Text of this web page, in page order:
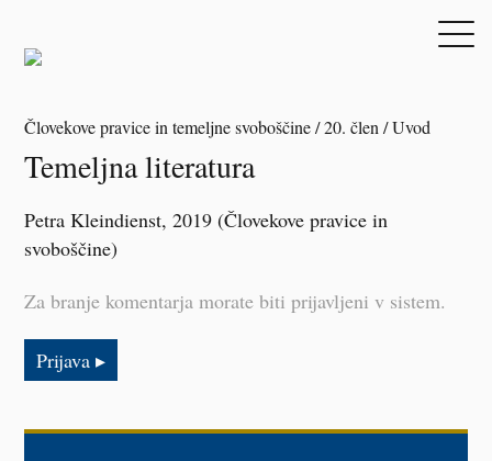
Človekove pravice in temeljne svoboščine / 20. člen / Uvod
Temeljna literatura
Petra Kleindienst, 2019 (Človekove pravice in
svoboščine)
Za branje komentarja morate biti prijavljeni v sistem.
Prijava